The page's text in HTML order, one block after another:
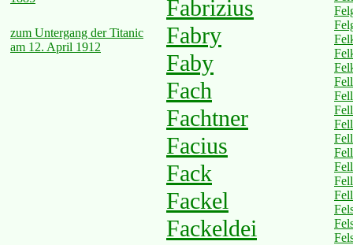
zum Untergang der Titanic
am 12. April 1912
Fabrizius
Fabry
Faby
Fach
Fachtner
Facius
Fack
Fackel
Fackeldei
Fell